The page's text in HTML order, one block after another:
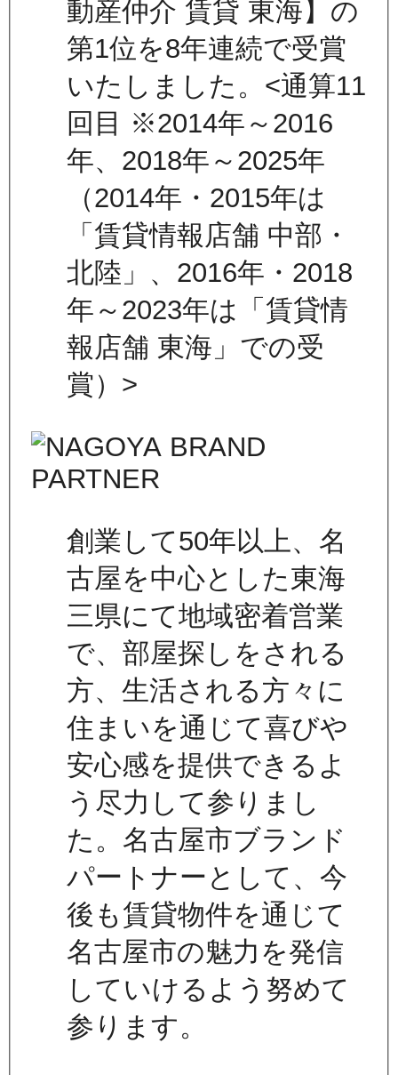
動産仲介 賃貸 東海】の
第1位を8年連続で受賞
いたしました。<通算11
回目 ※2014年～2016
年、2018年～2025年
（2014年・2015年は
「賃貸情報店舗 中部・
北陸」、2016年・2018
年～2023年は「賃貸情
報店舗 東海」での受
賞）>
創業して50年以上、名
古屋を中心とした東海
三県にて地域密着営業
で、部屋探しをされる
方、生活される方々に
住まいを通じて喜びや
安心感を提供できるよ
う尽力して参りまし
た。名古屋市ブランド
パートナーとして、今
後も賃貸物件を通じて
名古屋市の魅力を発信
していけるよう努めて
参ります。